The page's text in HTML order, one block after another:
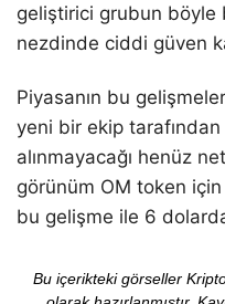
geliştirici grubun böyle
nezdinde ciddi güven
Piyasanın bu
yeni bir ekip tarafından
alınmayacağı henüz
görünüm OM token
bu gelişme ile 6
Bu içerikteki görseller